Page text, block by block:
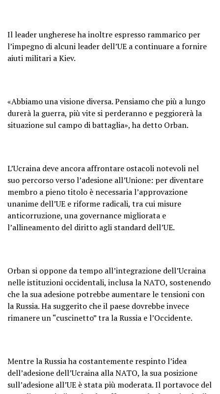
Il leader ungherese ha inoltre espresso rammarico per
l’impegno di alcuni leader dell’UE a continuare a fornire
aiuti militari a Kiev.
«Abbiamo una visione diversa. Pensiamo che più a lungo
durerà la guerra, più vite si perderanno e peggiorerà la
situazione sul campo di battaglia», ha detto Orban.
L’Ucraina deve ancora affrontare ostacoli notevoli nel
suo percorso verso l’adesione all’Unione: per diventare
membro a pieno titolo è necessaria l’approvazione
unanime dell’UE e riforme radicali, tra cui misure
anticorruzione, una governance migliorata e
l’allineamento del diritto agli standard dell’UE.
Orban si oppone da tempo all’integrazione dell’Ucraina
nelle istituzioni occidentali, inclusa la NATO, sostenendo
che la sua adesione potrebbe aumentare le tensioni con
la Russia. Ha suggerito che il paese dovrebbe invece
rimanere un “cuscinetto” tra la Russia e l’Occidente.
Mentre la Russia ha costantemente respinto l’idea
dell’adesione dell’Ucraina alla NATO, la sua posizione
sull’adesione all’UE è stata più moderata. Il portavoce del